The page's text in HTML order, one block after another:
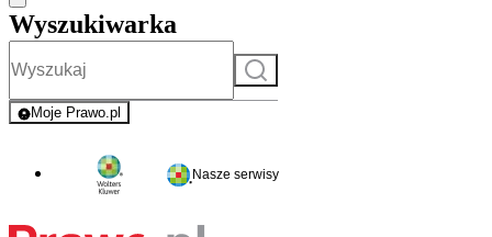
Wyszukiwarka
Szukaj
Moje Prawo.pl
- rejestracja i logowanie do serwisu
Nasze serwisy